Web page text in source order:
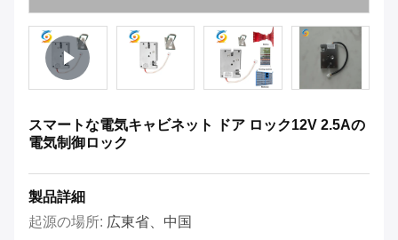
スマートな電気キャビネット ドア ロック12V 2.5Aの
電気制御ロック
製品詳細
起源の場所: 広東省、中国